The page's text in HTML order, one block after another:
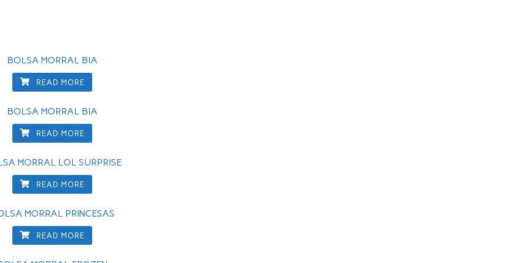
BOLSA MORRAL BIA
READ MORE
BOLSA MORRAL BIA
READ MORE
MORRAL LOL SURPRISE
READ MORE
MORRAL PRINCESAS
READ MORE